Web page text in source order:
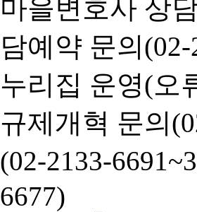
마을변호사 상
담예약 문의(02-
누리집 운영(오
규제개혁 문의
(02-2133-
6677)